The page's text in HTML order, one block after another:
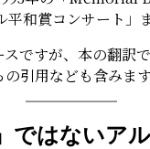
和賞コンサート」
ですが、本の翻訳
引用なども含みます
ではないア